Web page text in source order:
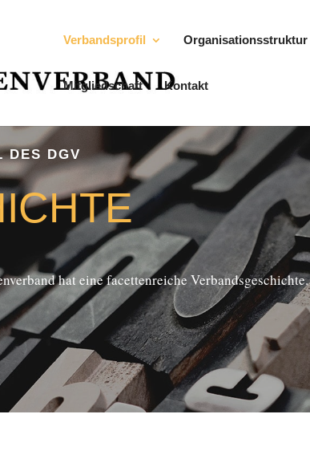
Verbandsprofil Organisationsstruktur
Mitgliedschaft Kontakt
DES DGV
hat eine fa­cet­ten­rei­che Verbandsgeschichte.